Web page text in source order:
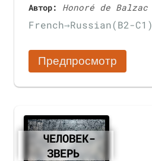
Автор: Honoré de Balzac
French→Russian(B2-C1)
Предпросмотр
ЧЕЛОВЕК-
ЗВЕРЬ